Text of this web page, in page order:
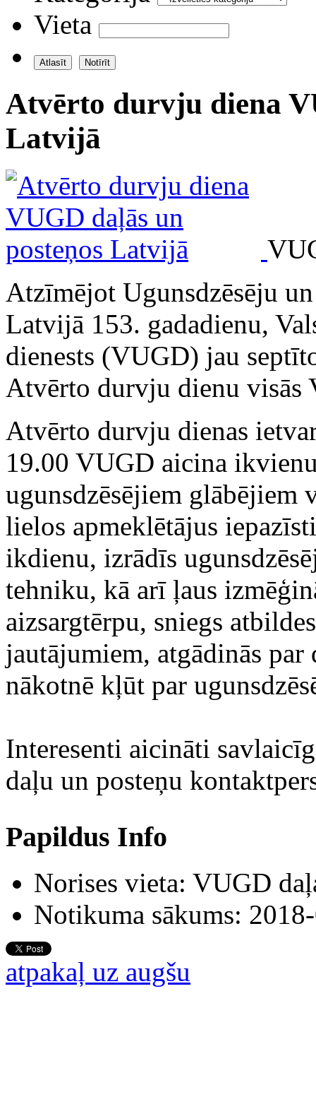
Vieta
Atvērto durvju diena
Latvijā
Atzīmējot Ugunsdzēsēju
Latvijā 153. gadadienu,
dienests (VUGD) jau
Atvērto durvju dienu visās
Atvērto durvju dienas
19.00 VUGD aicina
ugunsdzēsējiem glābējiem
lielos apmeklētājus
ikdienu, izrādīs
tehniku, kā arī ļaus
aizsargtērpu, sniegs
jautājumiem, atgādinās par
nākotnē kļūt par
Interesenti aicināti
daļu un posteņu
Papildus Info
Norises vieta: VUGD
Notikuma sākums:
atpakaļ uz augšu